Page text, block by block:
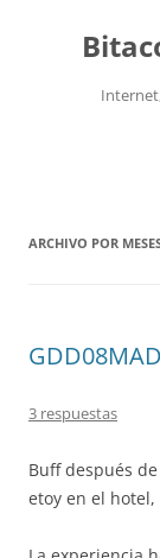
contenido
ARCHIVO POR
3 respuestas
Buff después
etoy en el